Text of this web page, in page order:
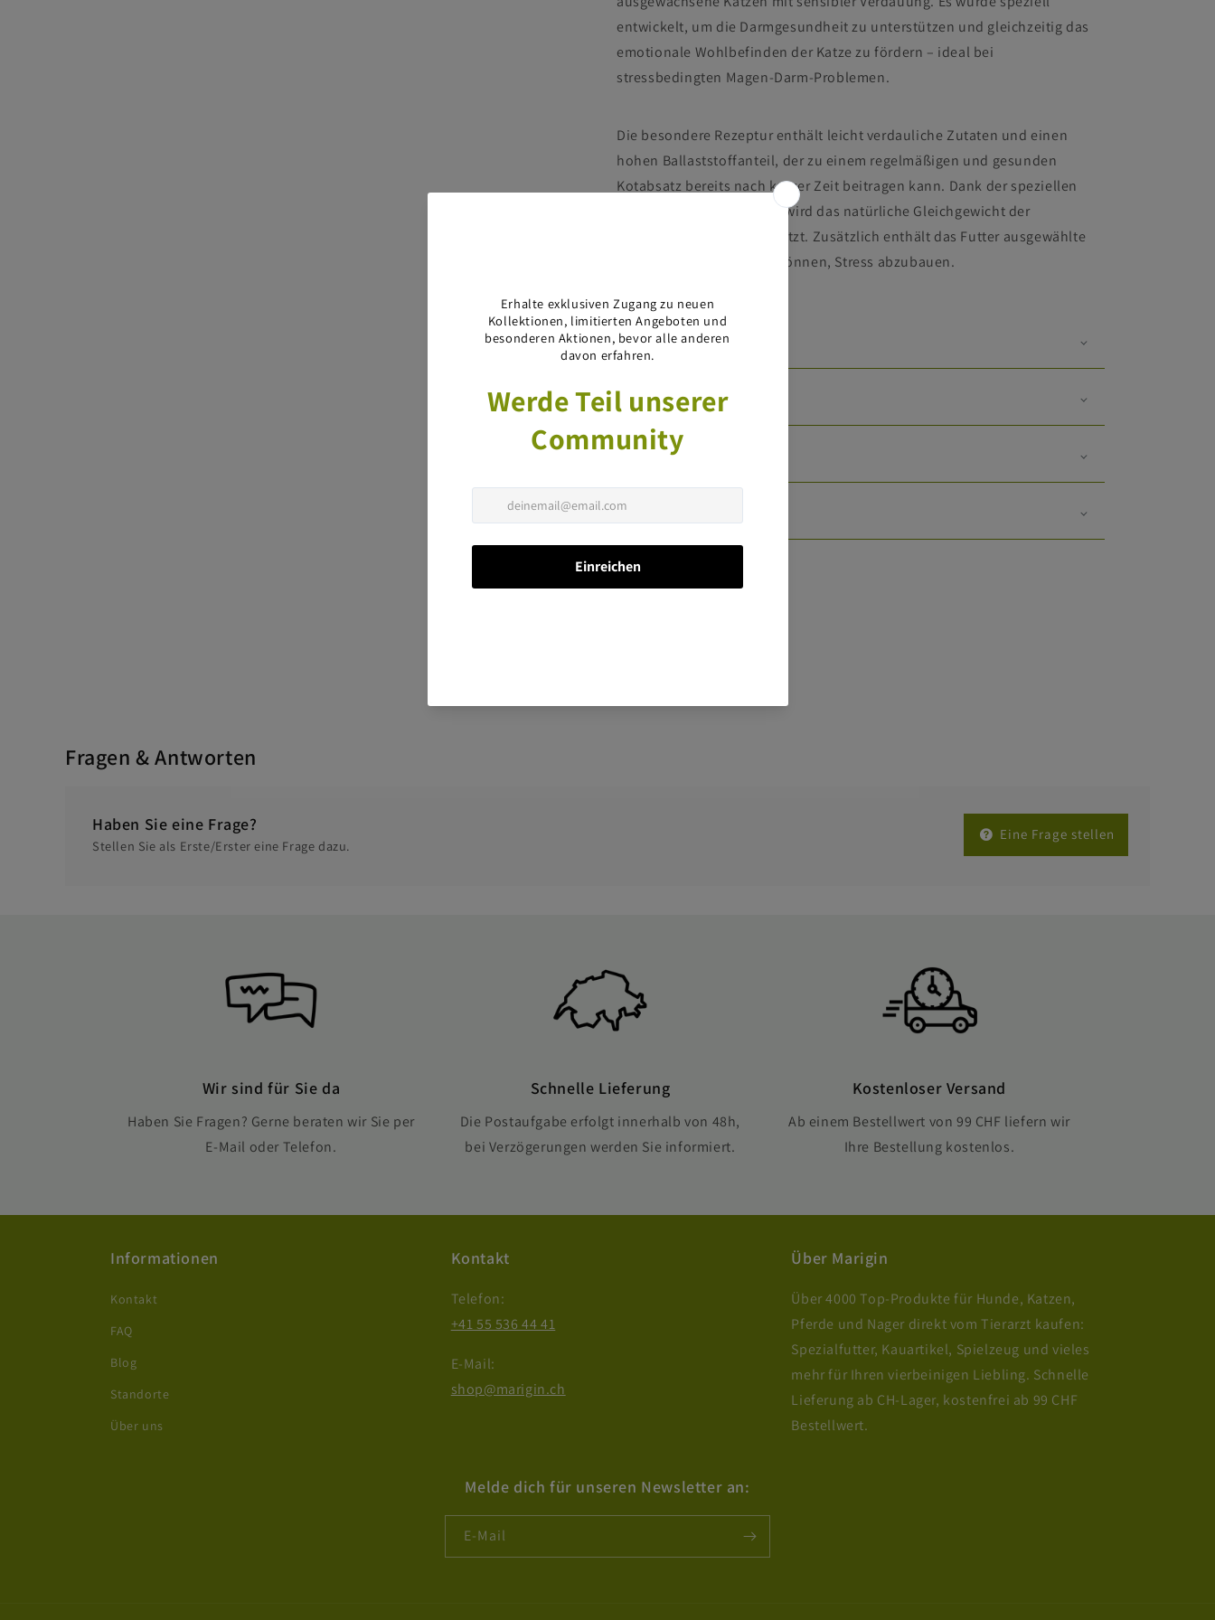
entwickelt, um die Darmgesundheit zu unterstützen und gleichzeitig das
emotionale Wohlbefinden der Katze zu fördern – ideal bei
stressbedingten Magen-Darm-Problemen.
Die besondere Rezeptur enthält leicht verdauliche Zutaten und einen
hohen Ballaststoffanteil, der zu einem regelmäßigen und gesunden
Kotabsatz bereits nach kurzer Zeit beitragen kann. Dank der speziellen
ActivBiome+ Technologie wird das natürliche Gleichgewicht der
Darmflora gezielt unterstützt. Zusätzlich enthält das Futter ausgewählte
Inhaltsstoffe, die helfen können, Stress abzubauen.
Indikationen
Vorteile
Kontraindikationen
Zutaten
Fragen & Antworten
Haben Sie eine Frage?
Stellen Sie als Erste/Erster eine Frage dazu.
Eine Frage stellen
Wir sind für Sie da
Haben Sie Fragen? Gerne beraten wir Sie per
E-Mail oder Telefon.
Schnelle Lieferung
Die Postaufgabe erfolgt innerhalb von 48h,
bei Verzögerungen werden Sie informiert.
Kostenloser Versand
Ab einem Bestellwert von 99 CHF liefern wir
Ihre Bestellung kostenlos.
Informationen
Kontakt
FAQ
Blog
Standorte
Über uns
Kontakt
Telefon:
+41 55 536 44 41
E-Mail:
shop@marigin.ch
Über Marigin
Über 4000 Top-Produkte für Hunde, Katzen,
Pferde und Nager direkt vom Tierarzt kaufen:
Spezialfutter, Kauartikel, Spielzeug und vieles
mehr für Ihren vierbeinigen Liebling. Schnelle
Lieferung ab CH-Lager, kostenfrei ab 99 CHF
Bestellwert.
Melde dich für unseren Newsletter an:
E-Mail